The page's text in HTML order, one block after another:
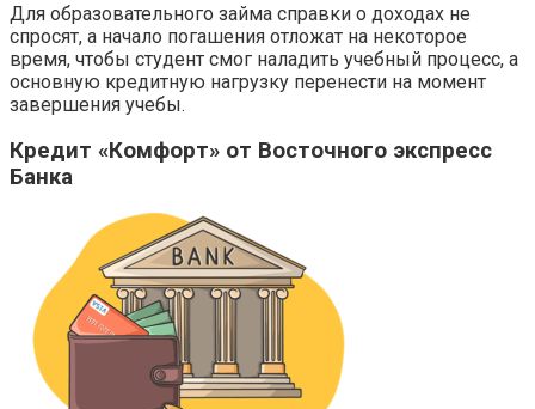
Для образовательного займа справки о доходах не
спросят, а начало погашения отложат на некоторое
время, чтобы студент смог наладить учебный процесс, а
основную кредитную нагрузку перенести на момент
завершения учебы.
Кредит «Комфорт» от Восточного экспресс
Банка